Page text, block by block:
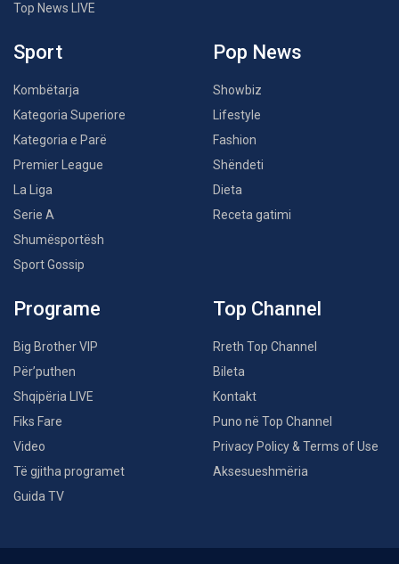
Top News LIVE
Sport
Kombëtarja
Kategoria Superiore
Kategoria e Parë
Premier League
La Liga
Serie A
Shumësportësh
Sport Gossip
Pop News
Showbiz
Lifestyle
Fashion
Shëndeti
Dieta
Receta gatimi
Programe
Big Brother VIP
Për’puthen
Shqipëria LIVE
Fiks Fare
Video
Të gjitha programet
Guida TV
Top Channel
Rreth Top Channel
Bileta
Kontakt
Puno në Top Channel
Privacy Policy & Terms of Use
Aksesueshmëria